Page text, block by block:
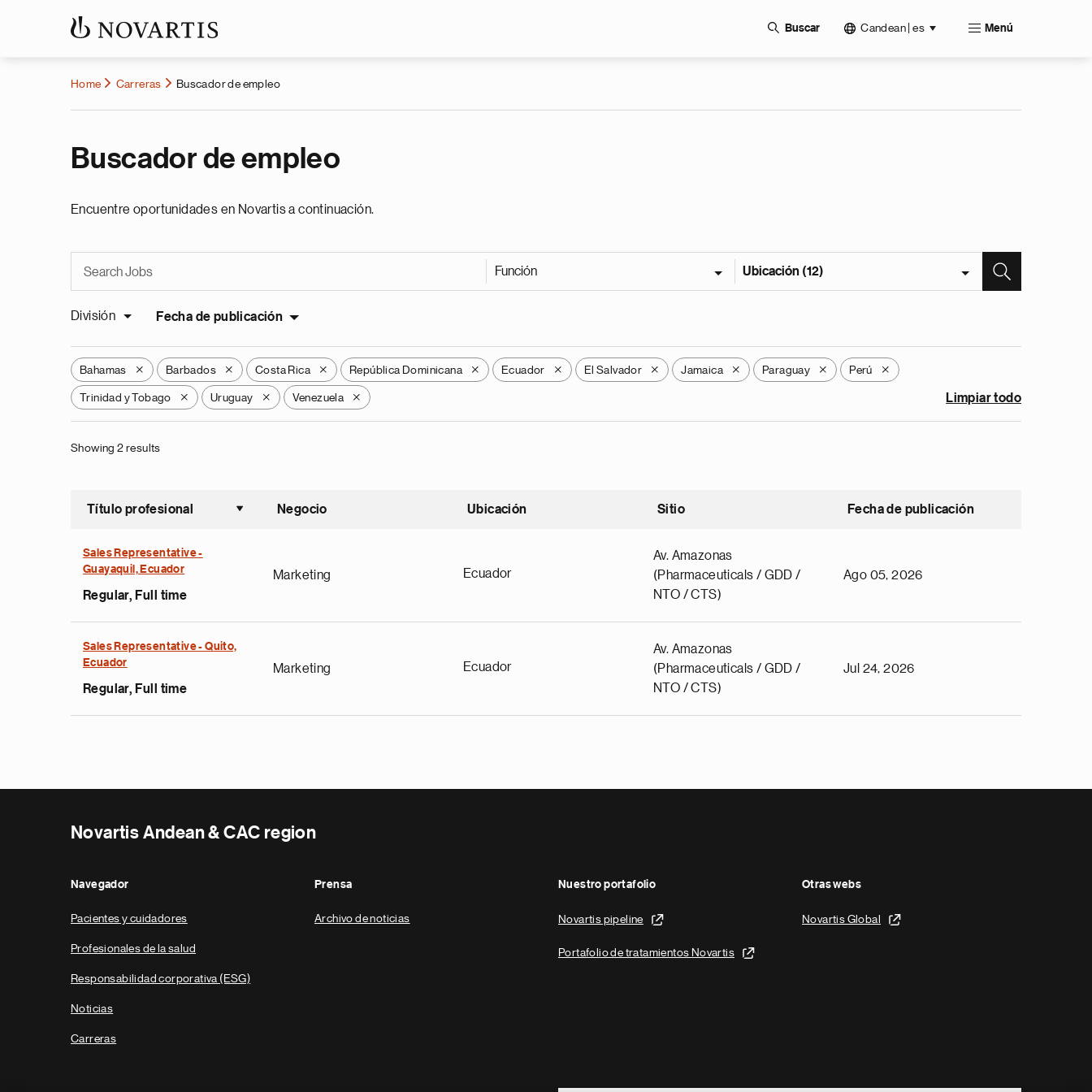
Buscar Candean | es Menú
Home Carreras Buscador de empleo
Buscador de empleo
Encuentre oportunidades en Novartis a continuación.
Función Ubicación (12)
División Fecha de publicación
Bahamas X Barbados X Costa Rica X República Dominicana X Ecuador X El Salvador X Jamaica X Paraguay X Perú X
Trinidad y Tobago X Uruguay X Venezuela X Limpiar todo
Showing 2 results
Título profesional
Ordenar ascendente
Negocio Ubicación Sitio Fecha de publicación
Sales Representative -
Guayaquil, Ecuador
Regular, Full time
Marketing Ecuador
Av. Amazonas
(Pharmaceuticals / GDD /
NTO / CTS)
Ago 05, 2026
Sales Representative - Quito,
Ecuador
Regular, Full time
Marketing Ecuador
Av. Amazonas
(Pharmaceuticals / GDD /
NTO / CTS)
Jul 24, 2026
Novartis Andean & CAC region
Navegador
Pacientes y cuidadores
Profesionales de la salud
Responsabilidad corporativa (ESG)
Noticias
Carreras
Prensa
Archivo de noticias
Nuestro portafolio
Novartis pipeline
Portafolio de tratamientos Novartis
Otras webs
Novartis Global